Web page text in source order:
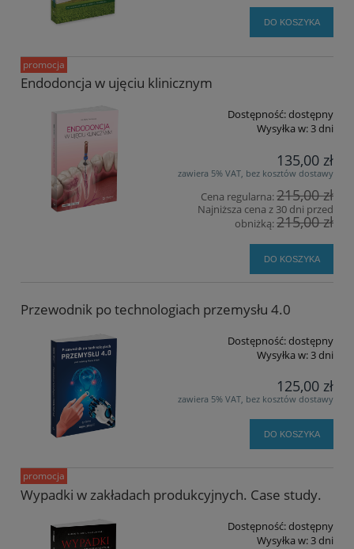
DO KOSZYKA
Endodoncja w ujęciu klinicznym
Dostępność:dostępny
Wysyłka w:3 dni
135,00 zł
zawiera 5% VAT, bez kosztów dostawy
Cena regularna:215,00 zł
Najniższa cena z 30 dni przed
obniżką:215,00 zł
DO KOSZYKA
promocja
Przewodnik po technologiach przemysłu 4.0
Dostępność:dostępny
Wysyłka w:3 dni
125,00 zł
zawiera 5% VAT, bez kosztów dostawy
DO KOSZYKA
Wypadki w zakładach produkcyjnych. Case study.
Dostępność:dostępny
Wysyłka w:3 dni
promocja